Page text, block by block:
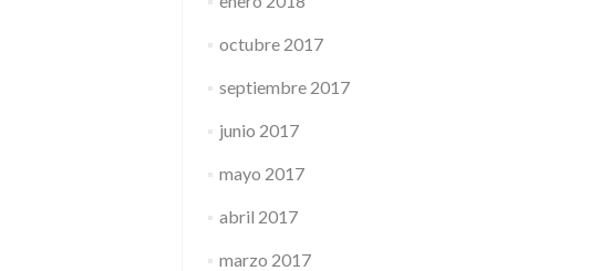
octubre 2017
septiembre 2017
junio 2017
mayo 2017
abril 2017
marzo 2017